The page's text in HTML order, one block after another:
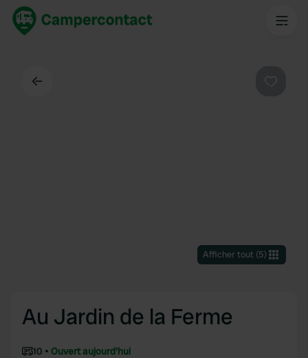
Afficher tout(5)
Au Jardin de la Ferme
10
Ouvert aujourd'hui